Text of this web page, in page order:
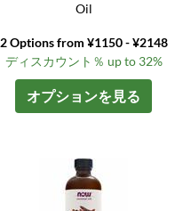
Oil
2 Options from ¥1150 - ¥2148
ディスカウント％ up to 32%
オプションを見る